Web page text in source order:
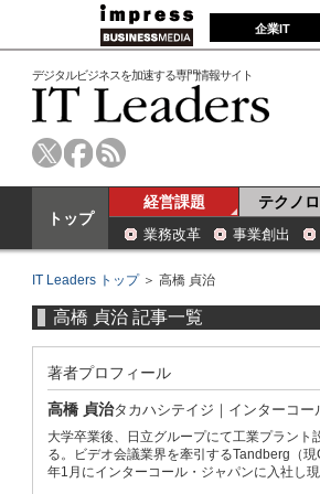
企業IT
デジタルビジネスを加速する専門情報サイト
トップ
経営課題 テクノ
業務改革 事業創出
IT Leaders トップ＞ 高橋 貞治
高橋 貞治 記事一覧
著者プロフィール
高橋 貞治タカハシテイジ ｜ インターコー
大学卒業後、日立グループにて工業プラン
る。ビデオ会議業界を牽引するTandberg（
年1月にインターコール・ジャパンに入社し現